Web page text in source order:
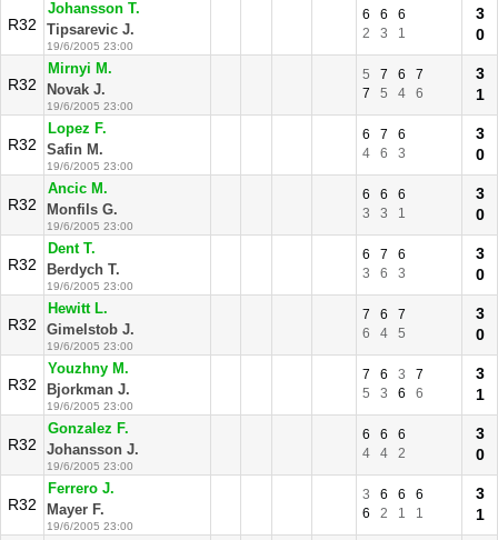
R32
Johansson T.
Tipsarevic J.
19/6/2005 23:00
6 6
6
2
3 1
3
0
R32
Mirnyi M.
Novak J.
19/6/2005 23:00
5 7 6
7
7
5 4 6
3
1
R32
Lopez F.
Safin M.
19/6/2005 23:00
6 7
6
4
6 3
3
0
R32
Ancic M.
Monfils G.
19/6/2005 23:00
6 6
6
3
3 1
3
0
R32
Dent T.
Berdych T.
19/6/2005 23:00
6 7
6
3
6 3
3
0
R32
Hewitt L.
Gimelstob J.
19/6/2005 23:00
7 6
7
6
4 5
3
0
R32
Youzhny M.
Bjorkman J.
19/6/2005 23:00
7 6 3
7
5
3 6 6
3
1
R32
Gonzalez F.
Johansson J.
19/6/2005 23:00
6 6
6
4
4 2
3
0
R32
Ferrero J.
Mayer F.
19/6/2005 23:00
3 6 6
6
6
2 1 1
3
1